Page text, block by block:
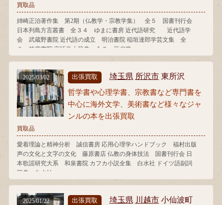
買取品
姉崎正治著作集 第2期（仏教学・宗教学集） 全５ 国書刊行会
日本列島方言叢書 全３４ ゆまに書房 近代語研究 近代語学
会 武蔵野書院 近代語の成立 明治書院 稲垣達郎学芸文集 全
３ 筑摩書院 言語学大辞典 全７ 三省堂
出張買取 埼玉県 所沢市 東所沢
哲学書や心理学書、宗教書など専門書を
中心に海外文学、美術書など様々なジャ
ンルの本を出張買取
買取品
愛着理論と精神分析 誠信書房 応用心理学ハンドブック 福村出版
声の文化と文字の文化 藤原書店 仏教の身体技法 国書刊行会 日
本歌謡研究大系 和泉書院 カフカ小説全集 白水社 ドイツ語副詞
辞典 白水社
2025/03/02
出張買取 埼玉県 川越市 小仙波町
2025/01/22